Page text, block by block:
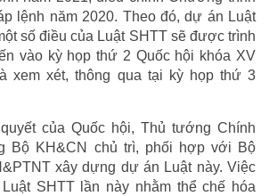
lệnh năm 2020. Theo đó, dự án Luật
số điều của Luật SHTT sẽ được trình
vào kỳ họp thứ 2 Quốc hội khóa XV
xem xét, thông qua tại kỳ họp thứ 3
của Quốc hội, Thủ tướng Chính
Bộ KH&CN chủ trì, phối hợp với Bộ
xây dựng dự án Luật này. Việc
SHTT lần này nhằm thể chế hóa